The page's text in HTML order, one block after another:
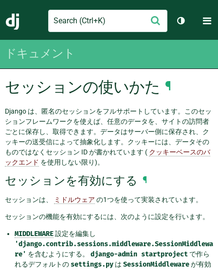
Django
Search
信
テーマを
ドキュメント
セッションの使いかた ¶
Django は、匿名のセッションをフルサポートしています。このセッ
ションフレームワークを使えば、任意のデータを、サイトの訪問者
ごとに保存し、取得できます。データはサーバー側に保存され、ク
ッキーの送受信によって抽象化します。クッキーには、データその
ものではなくセッション ID が書かれています ( クッキーベースのバ
ックエンド を使用しない限り)。
セッションを有効にする ¶
セッションは、 ミドルウェア の1つを使って実装されています。
セッションの機能を有効にするには、次のように設定を行います。
MIDDLEWARE設定を編集し
'django.contrib.sessions.middleware.SessionMiddlewa
re' を含むようにする。 django-admin startproject で作ら
れるデフォルトの settings.py は SessionMiddlewareが有効